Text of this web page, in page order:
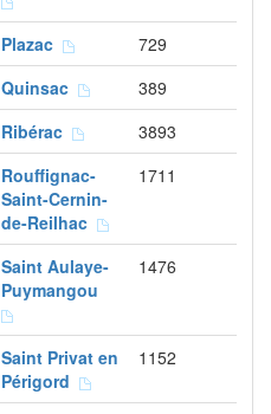
Plazac
729
Quinsac
389
Ribérac
3893
Rouffignac-
Saint-Cernin-
de-Reilhac
1711
Saint Aulaye-
Puymangou
1476
Saint Privat en
Périgord
1152